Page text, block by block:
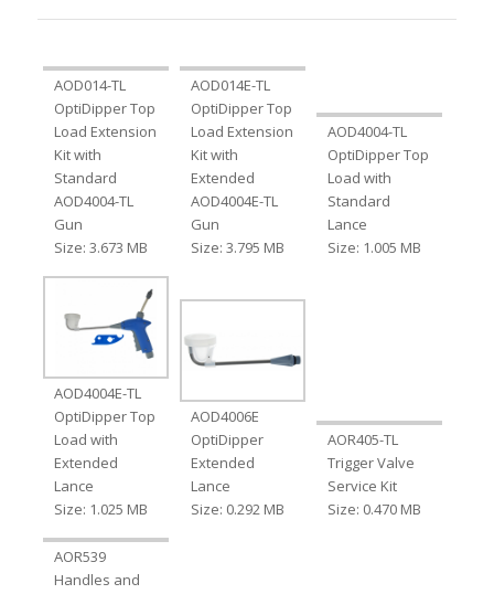
AOD014-TL
OptiDipper Top
Load Extension
Kit with
Standard
AOD4004-TL
Gun
Size: 3.673 MB
AOD014E-TL
OptiDipper Top
Load Extension
Kit with
Extended
AOD4004E-TL
Gun
Size: 3.795 MB
AOD4004-TL
OptiDipper Top
Load with
Standard
Lance
Size: 1.005 MB
AOD4004E-TL
OptiDipper Top
Load with
Extended
Lance
Size: 1.025 MB
AOD4006E
OptiDipper
Extended
Lance
Size: 0.292 MB
AOR405-TL
Trigger Valve
Service Kit
Size: 0.470 MB
AOR539
Handles and